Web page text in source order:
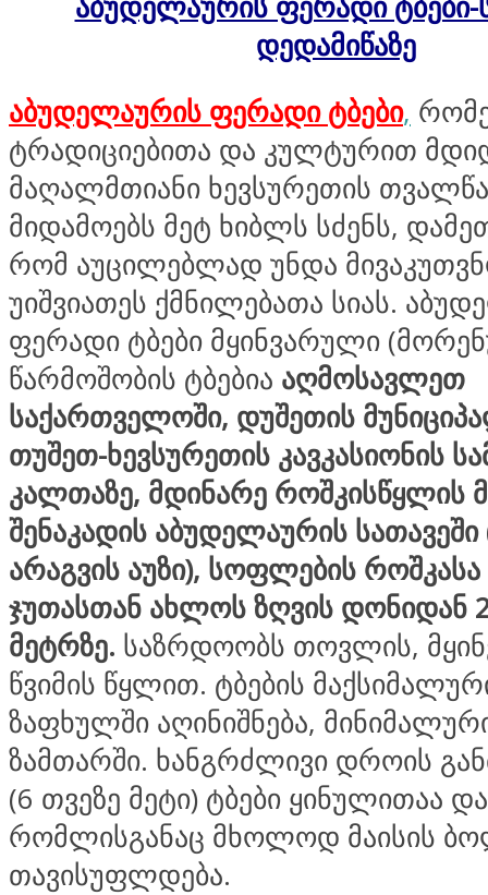
დედამიწაზე
აბუდელაურის ფერადი ტბები,
ტრადიციებითა და კულტურით
მაღალმთიანი ხევსურეთის
მიდამოებს მეტ ხიბლს სძენს,
რომ აუცილებლად უნდა
უიშვიათეს ქმნილებათა სიას.
ფერადი ტბები მყინვარული
წარმოშობის ტბებია აღმოსავლეთ
საქართველოში, დუშეთის
თუშეთ-ხევსურეთის კავკასიონის
კალთაზე, მდინარე როშკისწყლის
შენაკადის აბუდელაურის
არაგვის აუზი), სოფლების
ჯუთასთან ახლოს ზღვის დონიდან
მეტრზე. საზრდოობს თოვლის,
წვიმის წყლით. ტბების
ზაფხულში აღინიშნება,
ზამთარში. ხანგრძლივი დროის
(6 თვეზე მეტი) ტბები ყინულითაა
რომლისგანაც მხოლოდ მაისის
თავისუფლდება.